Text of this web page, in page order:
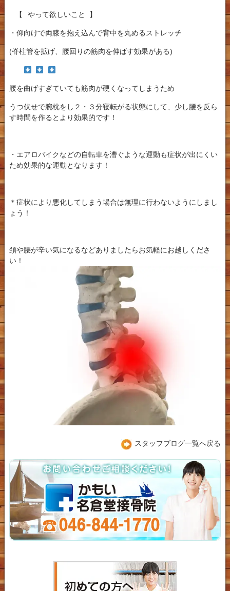
【⠀やって欲しいこと 】
・仰向けで両膝を抱え込んで背中を丸めるストレッチ
(脊柱管を拡げ、腰回りの筋肉を伸ばす効果がある)
腰を曲げすぎていても筋肉が硬くなってしまうため
うつ伏せで腕枕をし２・３分寝転がる状態にして、少し腰を反ら
す時間を作るとより効果的です！
・エアロバイクなどの自転車を漕ぐような運動も症状が出にくい
ため効果的な運動となります！
＊症状により悪化してしまう場合は無理に行わないようにしまし
ょう！
頚や腰が辛い気になるなどありましたらお気軽にお越しくださ
い！
スタッフブログ一覧へ戻る